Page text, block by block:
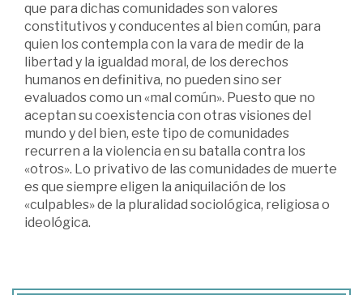
que para dichas comunidades son valores
constitutivos y conducentes al bien común, para
quien los contempla con la vara de medir de la
libertad y la igualdad moral, de los derechos
humanos en definitiva, no pueden sino ser
evaluados como un «mal común». Puesto que no
aceptan su coexistencia con otras visiones del
mundo y del bien, este tipo de comunidades
recurren a la violencia en su batalla contra los
«otros». Lo privativo de las comunidades de muerte
es que siempre eligen la aniquilación de los
«culpables» de la pluralidad sociológica, religiosa o
ideológica.